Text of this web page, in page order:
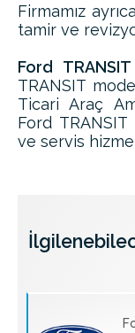
Firmamız ayrıca
tamir ve
Ford
TRANSIT
Ticari Araç
Ford
ve servis